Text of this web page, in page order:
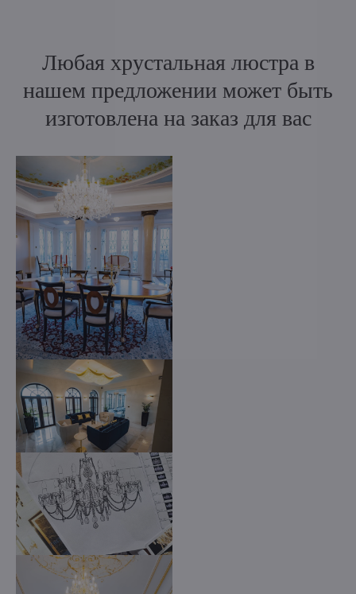
Любая хрустальная люстра в
нашем предложении может быть
изготовлена на заказ для вас